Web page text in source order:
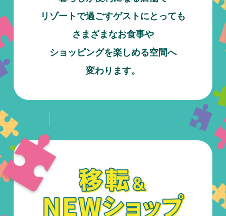
リゾートで過ごすゲストにとっても
さまざまなお食事や
ショッピングを楽しめる空間へ
変わります。